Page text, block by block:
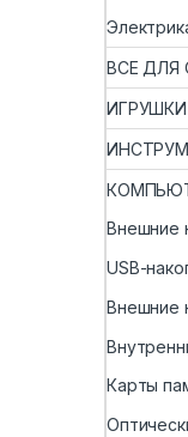
ВСЕ ДЛЯ
Внешние
USB-
Внешние
Карты